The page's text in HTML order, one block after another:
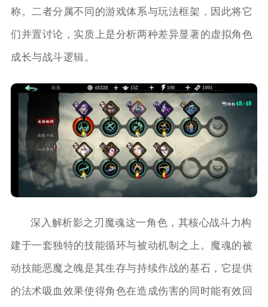
称。二者分属不同的游戏体系与玩法框架，因此将它
们并置讨论，实质上是分析两种差异显著的虚拟角色
成长与战斗逻辑。
深入解析影之刃魔魂这一角色，其核心战斗力构
建于一套独特的技能循环与被动机制之上。魔魂的被
动技能恶魔之魄是其生存与持续作战的基石，它提供
的法术吸血效果使得角色在造成伤害的同时能有效回